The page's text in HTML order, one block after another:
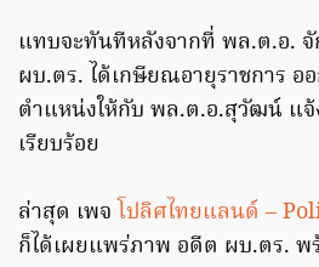
แทบจะทันทีหลังจากที่ พล.ต.อ.
ผบ.ตร. ได้เกษียณอายุราชการ อ
ตำแหน่งให้กับ พล.ต.อ.สุวัฒน์ แจ้
เรียบร้อย
ล่าสุด เพจ โปลิศไทยแลนด์ –
ก็ได้เผยแพร่ภาพ อดีต ผบ.ตร. พ